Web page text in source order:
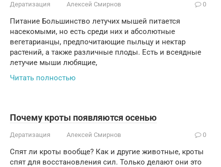
Дератизация Алексей Смирнов 0
Питание Большинство летучих мышей питается
насекомыми, но есть среди них и абсолютные
вегетарианцы, предпочитающие пыльцу и нектар
растений, а также различные плоды. Есть и всеядные
летучие мыши любящие,
Читать полностью
Почему кроты появляются осенью
Дератизация Алексей Смирнов 0
Спят ли кроты вообще? Как и другие животные, кроты
спят для восстановления сил. Только делают они это